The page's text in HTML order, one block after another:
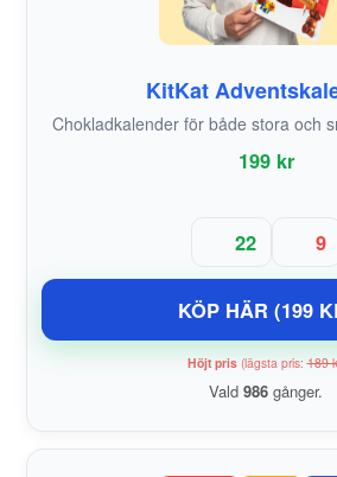
KitKat
Chokladkalender för både stora och
199 kr
22 9
KÖP HÄR (199
Höjt pris(lägsta pris:189
Vald 986 gånger.